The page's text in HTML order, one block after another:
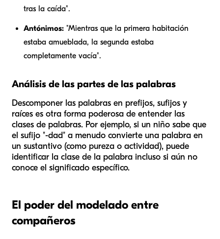
tras la caída".
Antónimos: "Mientras que la primera habitación
estaba amueblada, la segunda estaba
completamente vacía".
Análisis de las partes de las palabras
Descomponer las palabras en prefijos, sufijos y
raíces es otra forma poderosa de entender las
clases de palabras. Por ejemplo, si un niño sabe que
el sufijo "-dad" a menudo convierte una palabra en
un sustantivo (como pureza o actividad), puede
identificar la clase de la palabra incluso si aún no
conoce el significado específico.
El poder del modelado entre
compañeros